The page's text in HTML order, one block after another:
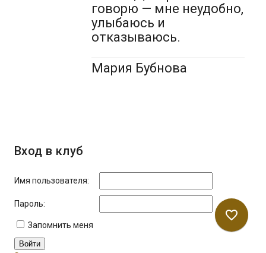
говорю — мне неудобно,
улыбаюсь и
отказываюсь.
Мария Бубнова
Вход в клуб
Имя пользователя:
Пароль:
Запомнить меня
Войти
favorite_border